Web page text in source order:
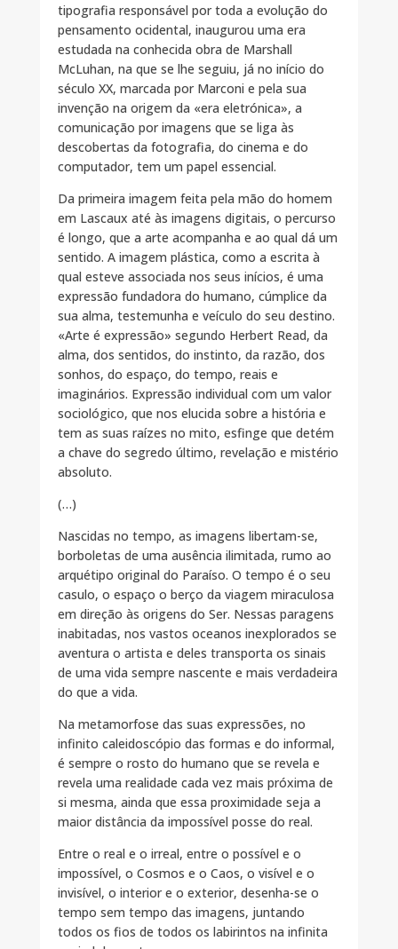
tipografia responsável por toda a evolução do
pensamento ocidental, inaugurou uma era
estudada na conhecida obra de Marshall
McLuhan, na que se lhe seguiu, já no início do
século XX, marcada por Marconi e pela sua
invenção na origem da «era eletrónica», a
comunicação por imagens que se liga às
descobertas da fotografia, do cinema e do
computador, tem um papel essencial.
Da primeira imagem feita pela mão do homem
em Lascaux até às imagens digitais, o percurso
é longo, que a arte acompanha e ao qual dá um
sentido. A imagem plástica, como a escrita à
qual esteve associada nos seus inícios, é uma
expressão fundadora do humano, cúmplice da
sua alma, testemunha e veículo do seu destino.
«Arte é expressão» segundo Herbert Read, da
alma, dos sentidos, do instinto, da razão, dos
sonhos, do espaço, do tempo, reais e
imaginários. Expressão individual com um valor
sociológico, que nos elucida sobre a história e
tem as suas raízes no mito, esfinge que detém
a chave do segredo último, revelação e mistério
absoluto.
(…)
Nascidas no tempo, as imagens libertam-se,
borboletas de uma ausência ilimitada, rumo ao
arquétipo original do Paraíso. O tempo é o seu
casulo, o espaço o berço da viagem miraculosa
em direção às origens do Ser. Nessas paragens
inabitadas, nos vastos oceanos inexplorados se
aventura o artista e deles transporta os sinais
de uma vida sempre nascente e mais verdadeira
do que a vida.
Na metamorfose das suas expressões, no
infinito caleidoscópio das formas e do informal,
é sempre o rosto do humano que se revela e
revela uma realidade cada vez mais próxima de
si mesma, ainda que essa proximidade seja a
maior distância da impossível posse do real.
Entre o real e o irreal, entre o possível e o
impossível, o Cosmos e o Caos, o visível e o
invisível, o interior e o exterior, desenha-se o
tempo sem tempo das imagens, juntando
todos os fios de todos os labirintos na infinita